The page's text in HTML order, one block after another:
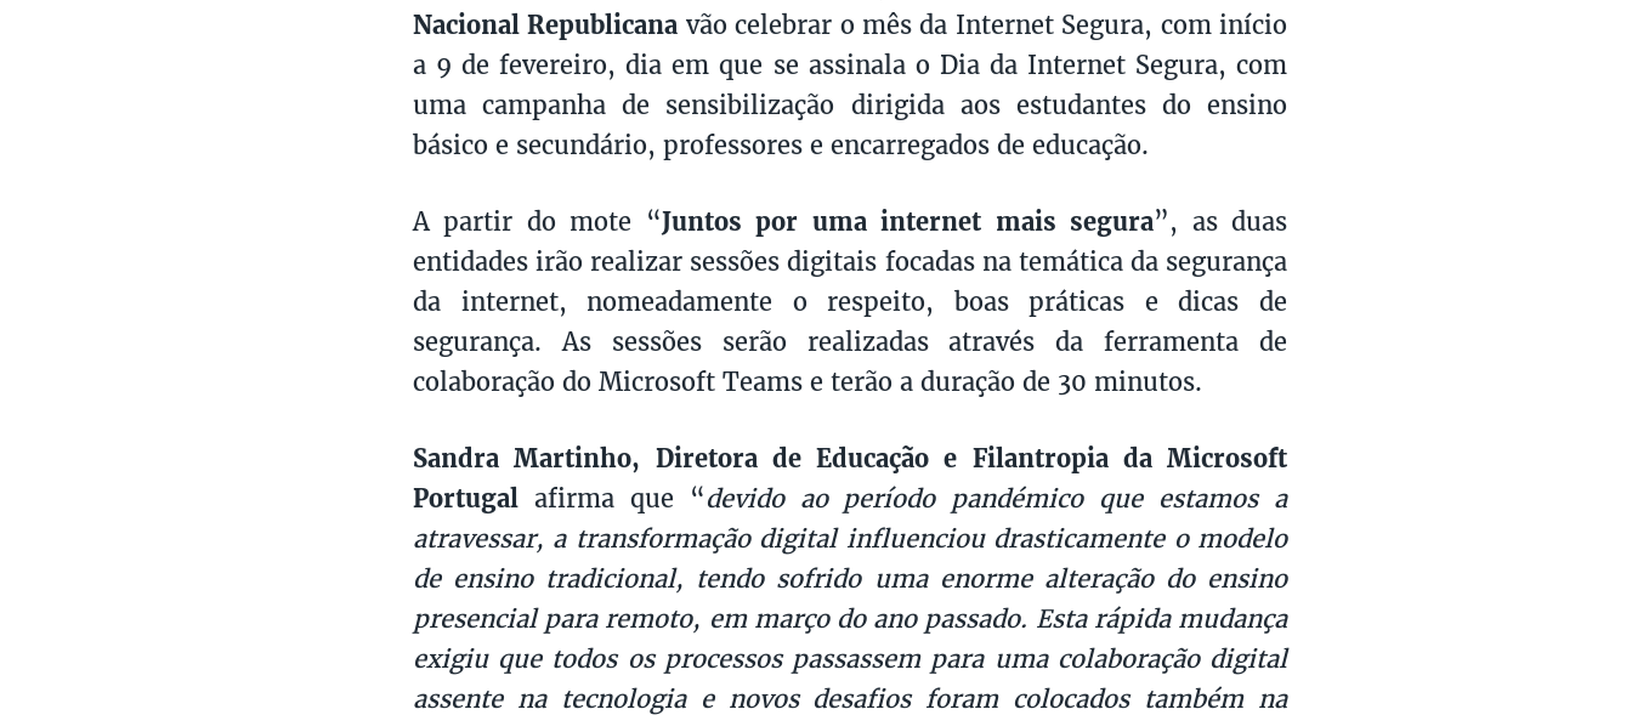
Nacional Republicana vão celebrar o mês da Internet Segura, com início
a 9 de fevereiro, dia em que se assinala o Dia da Internet Segura, com
uma campanha de sensibilização dirigida aos estudantes do ensino
básico e secundário, professores e encarregados de educação.
A partir do mote “Juntos por uma internet mais segura”, as duas
entidades irão realizar sessões digitais focadas na temática da segurança
da internet, nomeadamente o respeito, boas práticas e dicas de
segurança. As sessões serão realizadas através da ferramenta de
colaboração do Microsoft Teams e terão a duração de 30 minutos.
Sandra Martinho, Diretora de Educação e Filantropia da Microsoft
Portugal afirma que “devido ao período pandémico que estamos a
atravessar, a transformação digital influenciou drasticamente o modelo
de ensino tradicional, tendo sofrido uma enorme alteração do ensino
presencial para remoto, em março do ano passado. Esta rápida mudança
exigiu que todos os processos passassem para uma colaboração digital
assente na tecnologia e novos desafios foram colocados também na